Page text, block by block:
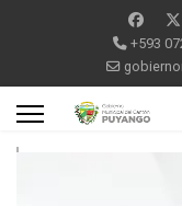
+593